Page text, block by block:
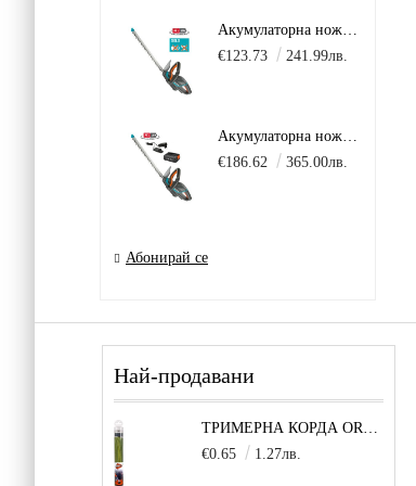
Акумулаторна ножица за жив плет GARDENA ComfortCut 50 18V P4A Solo без батерия и зарядно
€123.73
241.99лв.
Акумулаторна ножица за жив плет GARDENA ComfortCut 18V P4A в комплект с батерия 2.0Ah + зарядно AL 18 V.
€186.62
365.00лв.
Абонирай се
Най-продавани
ТРИМЕРНА КОРДА OREGON TECHNI-BLADE 6,0 ММ Х 26 СМ - 1 БРОЙ
€0.65
1.27лв.